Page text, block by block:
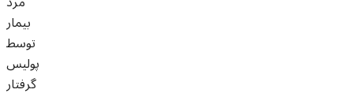
بيمار
توسط
پوليس
گرفتار